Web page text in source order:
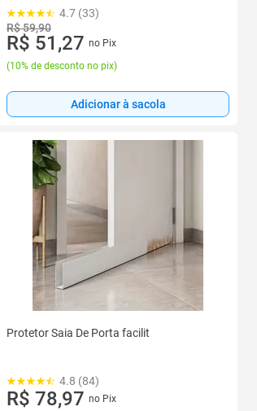
4.7 (33)
R$ 59,90
R$ 51,27 no Pix
(10% de desconto no pix)
Adicionar à sacola
Protetor Saia De Porta facilit
4.8 (84)
R$ 78,97 no Pix